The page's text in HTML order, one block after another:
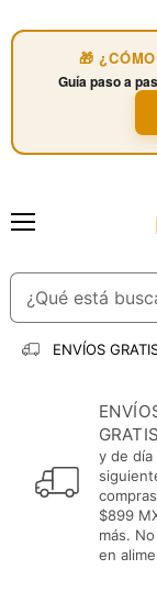
🎁
Guía paso a
ENVÍOS
GRATIS
y de día
$899
más.
en